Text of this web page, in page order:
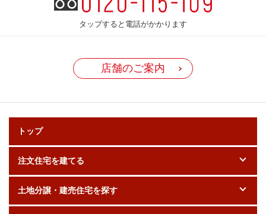
タップすると電話がかかります
店舗のご案内
トップ
注文住宅を建てる
土地分譲・建売住宅を探す